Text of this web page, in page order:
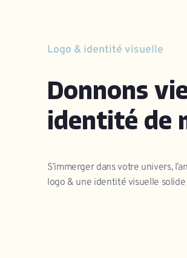
Logo & identité visuelle
Donnons
identité de
S’immerger dans votre univers,
logo & une identité visuelle